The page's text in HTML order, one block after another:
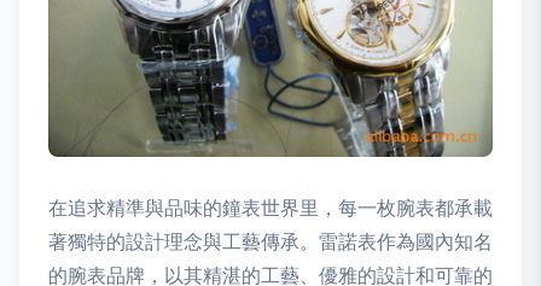
在追求精準與品味的鐘表世界里，每一枚腕表都承載
著獨特的設計理念與工藝傳承。雷諾表作為國內知名
的腕表品牌，以其精湛的工藝、優雅的設計和可靠的